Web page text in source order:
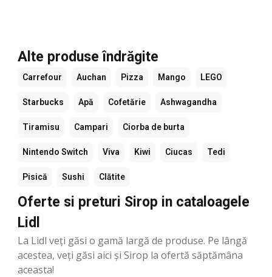
Alte produse îndrăgite
Carrefour Auchan Pizza Mango LEGO
Starbucks Apă Cofetărie Ashwagandha
Tiramisu Campari Ciorba de burta
Nintendo Switch Viva Kiwi Ciucas Tedi
Pisică Sushi Clătite
Oferte si preturi Sirop in cataloagele
Lidl
La Lidl veți găsi o gamă largă de produse. Pe lângă
acestea, veți găsi aici și Sirop la ofertă săptămâna
aceasta!